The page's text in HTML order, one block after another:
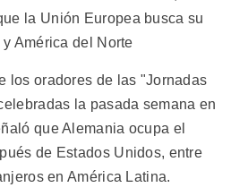
la Unión Europea busca su
América del Norte
los oradores de las "Jornadas
la pasada semana en
que Alemania ocupa el
de Estados Unidos, entre
en América Latina.